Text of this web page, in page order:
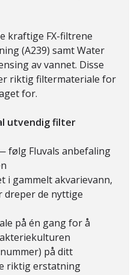
kraftige FX-filtrene
(A239) samt Water
av vannet. Disse
riktig filtermateriale for
for.
utvendig filter
følg Fluvals anbefaling
i gammelt akvarievann,
de nyttige
på én gang for å
på ditt
riktig erstatning